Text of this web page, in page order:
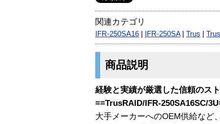
関連カテゴリ
IFR-250SA16 IFR-250SA| Trus
商品説明
経験と実績が厳選した信頼のス
==TrusRAID/IFR-250SA16SC/
大手メーカーへのOEM供給など